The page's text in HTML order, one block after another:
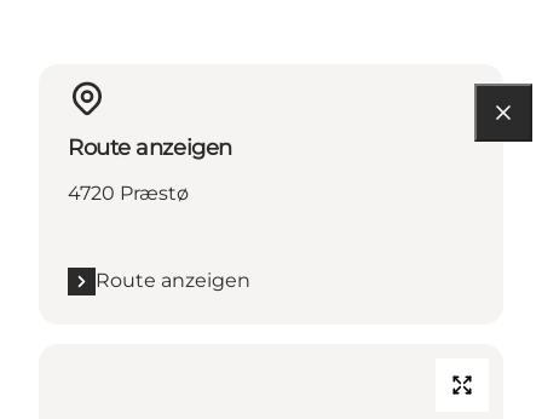
Route anzeigen
4720 Præstø
Route anzeigen